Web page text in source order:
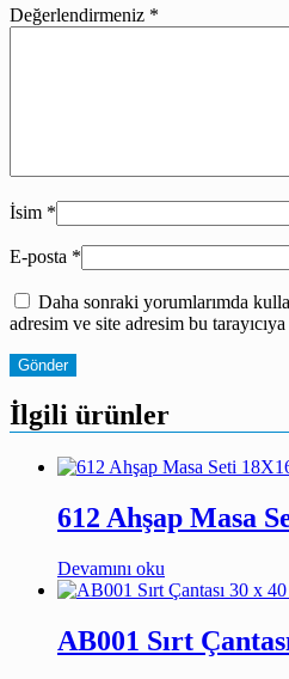
Değerlendirmeniz *
İsim *
E-posta *
Daha sonraki yorumlarımda
adresim ve site adresim bu
İlgili ürünler
612 Ahşap Masa
Devamını oku
AB001 Sırt